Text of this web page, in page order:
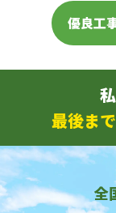
優良工
最後ま
全